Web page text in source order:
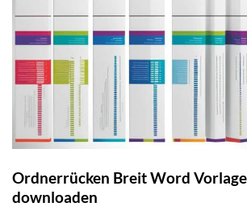
Ordnerrücken Breit Word
downloaden